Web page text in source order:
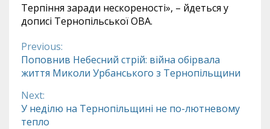
Терпіння заради нескореності», – йдеться у
дописі Тернопільської ОВА.
Continue
Reading
Previous:
Поповнив Небесний стрій: війна обірвала
життя Миколи Урбанського з Тернопільщини
Next:
У неділю на Тернопільщині не по-лютневому
тепло